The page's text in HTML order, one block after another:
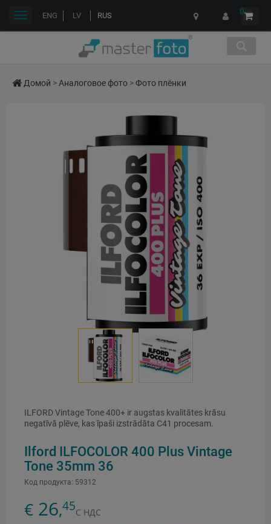
ENG LV RUS 0
Переключить
Домой >Аналоговое фото >Фото плёнки
ILFORD Vintage Tone 400+ ir augstas kvalitātes krāsu
negatīvā plēve, kas īpaši izstrādāta C41 procesam.
Ilford ILFOCOLOR 400 Plus Vintage
Tone 35mm 36
Код продукта: 59312
€ 26,45С НДС